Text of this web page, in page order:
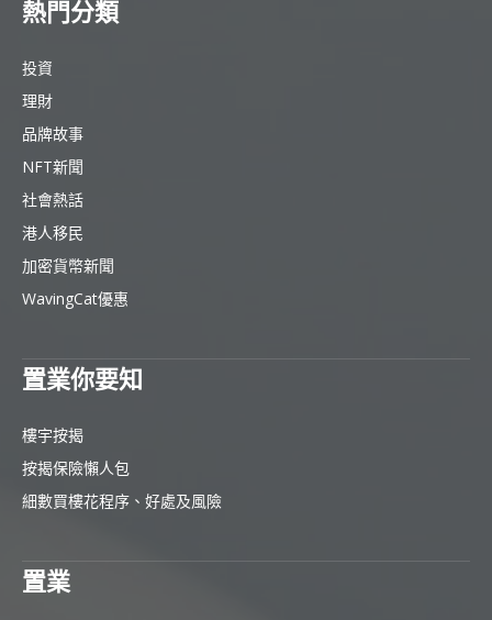
熱門分類
投資
理財
品牌故事
NFT新聞
社會熱話
港人移民
加密貨幣新聞
WavingCat優惠
置業你要知
樓宇按揭
按揭保險懶人包
細數買樓花程序、好處及風險
置業